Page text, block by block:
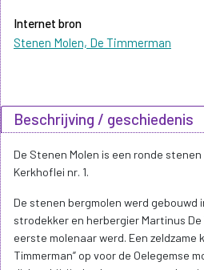
Internet bron
Stenen Molen, De Timmerman
Beschrijving / geschiedenis
De Stenen Molen is een ronde
Kerkhoflei nr. 1.
De stenen bergmolen werd gebouwd
strodekker en herbergier Martinus
eerste molenaar werd. Een zeldzame
Timmerman” op voor de Oelegemse